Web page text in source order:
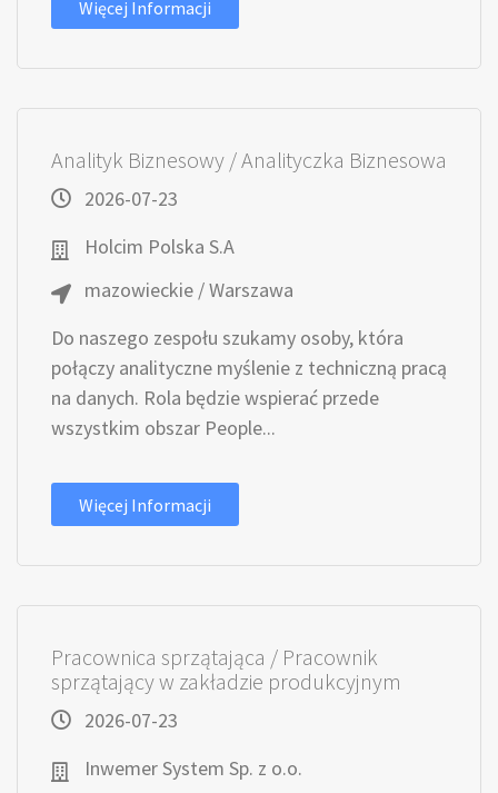
Więcej Informacji
Analityk Biznesowy / Analityczka Biznesowa
2026-07-23
Holcim Polska S.A
mazowieckie / Warszawa
Do naszego zespołu szukamy osoby, która
połączy analityczne myślenie z techniczną pracą
na danych. Rola będzie wspierać przede
wszystkim obszar People...
Więcej Informacji
Pracownica sprzątająca / Pracownik
sprzątający w zakładzie produkcyjnym
2026-07-23
Inwemer System Sp. z o.o.